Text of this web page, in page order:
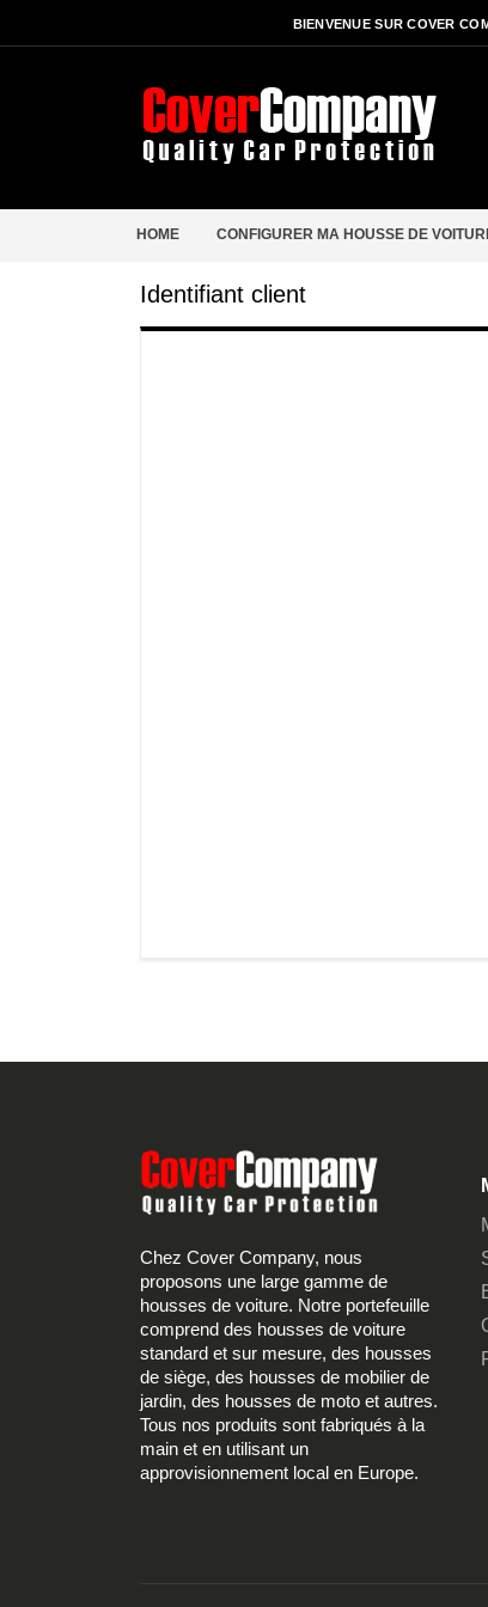
BIENVENUE SUR COVER
HOME CONFIGURER MA HOUSSE DE
Identifiant client
Chez Cover Company, nous
proposons une large gamme de
housses de voiture. Notre portefeuille
comprend des housses de voiture
standard et sur mesure, des housses
de siège, des housses de mobilier de
jardin, des housses de moto et autres.
Tous nos produits sont fabriqués à la
main et en utilisant un
approvisionnement local en Europe.